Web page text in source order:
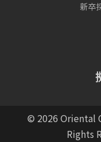
新卒
© 2026 Oriental
Rights